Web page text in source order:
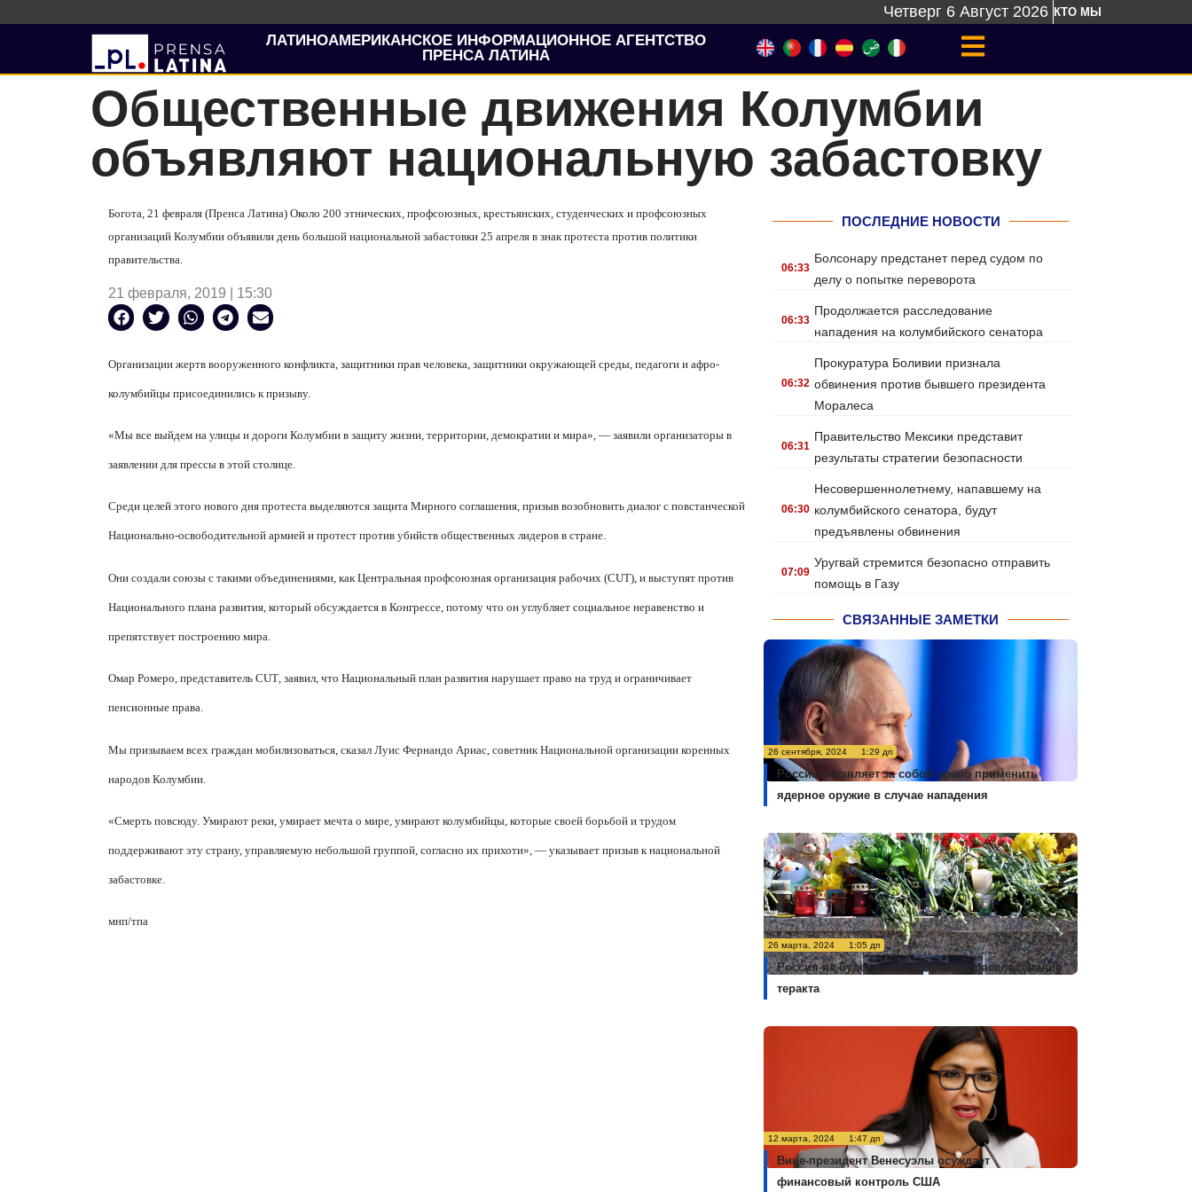
Четверг 6 Август 2026 КТО МЫ
ЛАТИНОАМЕРИКАНСКОЕ ИНФОРМАЦИОННОЕ АГЕНТСТВО
ПРЕНСА ЛАТИНА
Общественные движения Колумбии
объявляют национальную забастовку
Богота, 21 февраля (Пренса Латина) Около 200 этнических, профсоюзных, крестьянских, студенческих и профсоюзных
организаций Колумбии объявили день большой национальной забастовки 25 апреля в знак протеста против политики
правительства.
21 февраля, 2019 | 15:30
Организации жертв вооруженного конфликта, защитники прав человека, защитники окружающей среды, педагоги и афро-
колумбийцы присоединились к призыву.
«Мы все выйдем на улицы и дороги Колумбии в защиту жизни, территории, демократии и мира», — заявили организаторы в
заявлении для прессы в этой столице.
Среди целей этого нового дня протеста выделяются защита Мирного соглашения, призыв возобновить диалог с повстанческой
Национально-освободительной армией и протест против убийств общественных лидеров в стране.
Они создали союзы с такими объединениями, как Центральная профсоюзная организация рабочих (CUT), и выступят против
Национального плана развития, который обсуждается в Конгрессе, потому что он углубляет социальное неравенство и
препятствует построению мира.
Омар Ромеро, представитель CUT, заявил, что Национальный план развития нарушает право на труд и ограничивает
пенсионные права.
Мы призываем всех граждан мобилизоваться, сказал Луис Фернандо Ариас, советник Национальной организации коренных
народов Колумбии.
«Смерть повсюду. Умирают реки, умирает мечта о мире, умирают колумбийцы, которые своей борьбой и трудом
поддерживают эту страну, управляемую небольшой группой, согласно их прихоти», — указывает призыв к национальной
забастовке.
мнп/тпа
ПОСЛЕДНИЕ НОВОСТИ
.06:33
Болсонару предстанет перед судом по
делу о попытке переворота
.06:33
Продолжается расследование
нападения на колумбийского сенатора
.06:32
Прокуратура Боливии признала
обвинения против бывшего президента
Моралеса
.06:31
Правительство Мексики представит
результаты стратегии безопасности
.06:30
Несовершеннолетнему, напавшему на
колумбийского сенатора, будут
предъявлены обвинения
.07:09
Уругвай стремится безопасно отправить
помощь в Газу
СВЯЗАННЫЕ ЗАМЕТКИ
26 сентября, 2024 1:29 дп
Россия оставляет за собой право применить
ядерное оружие в случае нападения
26 марта, 2024 1:05 дп
Россия не будет комментировать расследование
теракта
12 марта, 2024 1:47 дп
Вице-президент Венесуэлы осуждает
финансовый контроль США